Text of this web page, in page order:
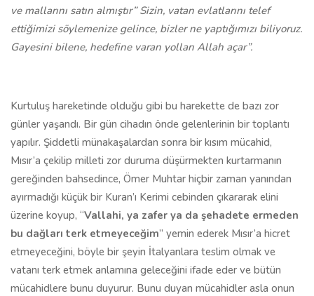
ve mallarını satın almıştır” Sizin, vatan evlatlarını telef
ettiğimizi söylemenize gelince, bizler ne yaptığımızı biliyoruz.
Gayesini bilene, hedefine varan yolları Allah açar”.
Kurtuluş hareketinde olduğu gibi bu harekette de bazı zor
günler yaşandı. Bir gün cihadın önde gelenlerinin bir toplantı
yapılır. Şiddetli münakaşalardan sonra bir kısım mücahid,
Mısır’a çekilip milleti zor duruma düşürmekten kurtarmanın
gereğinden bahsedince, Ömer Muhtar hiçbir zaman yanından
ayırmadığı küçük bir Kuran’ı Kerimi cebinden çıkararak elini
üzerine koyup, “Vallahi, ya zafer ya da şehadete ermeden
bu dağları terk etmeyeceğim” yemin ederek Mısır’a hicret
etmeyeceğini, böyle bir şeyin İtalyanlara teslim olmak ve
vatanı terk etmek anlamına geleceğini ifade eder ve bütün
mücahidlere bunu duyurur. Bunu duyan mücahidler asla onun